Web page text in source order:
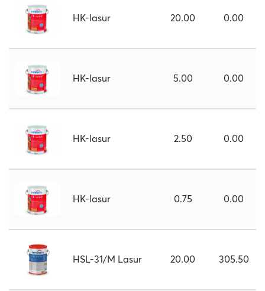
HK-lasur 20.00 0.00
HK-lasur 5.00 0.00
HK-lasur 2.50 0.00
HK-lasur 0.75 0.00
HSL-31/M Lasur 20.00 305.50